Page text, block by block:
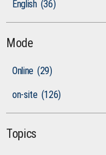
English (36)
Mode
Online (29)
on-site (126)
Topics